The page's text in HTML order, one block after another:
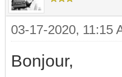
03-17-2020, 11:15
Bonjour,